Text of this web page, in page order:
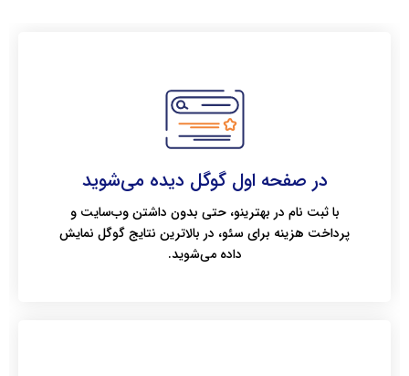
در صفحه اول گوگل دیده می‌شوید
با ثبت نام در بهترینو، حتی بدون داشتن وب‌سایت و
پرداخت هزینه برای سئو، در بالاترین نتایج گوگل نمایش
داده می‌شوید.